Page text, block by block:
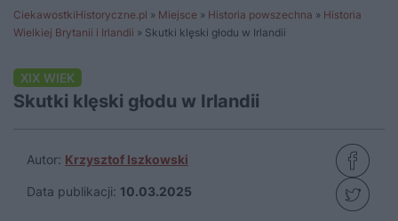
CiekawostkiHistoryczne.pl » Miejsce » Historia powszechna » Historia
Wielkiej Brytanii i Irlandii » Skutki klęski głodu w Irlandii
XIX WIEK
Skutki klęski głodu w Irlandii
Autor: Krzysztof Iszkowski
Data publikacji: 10.03.2025